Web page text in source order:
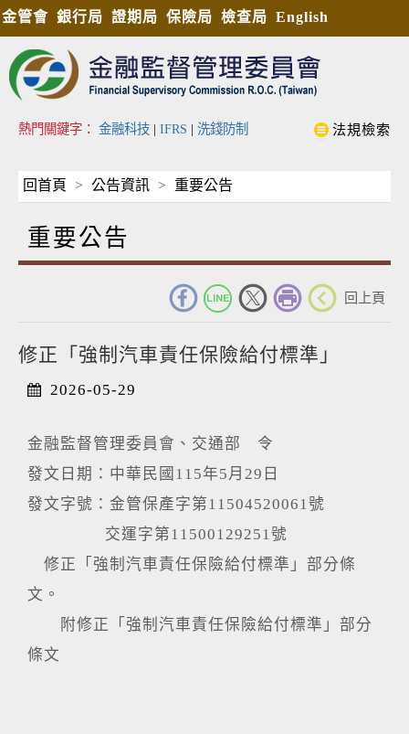
金管會 銀行局 證期局 保險局 檢查局 English
熱門關鍵字： 金融科技 | IFRS | 洗錢防制 法規檢索
回首頁 公告資訊 重要公告
重要公告
回上頁
修正「強制汽車責任保險給付標準」
2026-05-29
金融監督管理委員會、交通部 令
發文日期：中華民國115年5月29日
發文字號：金管保產字第11504520061號
交運字第11500129251號
修正「強制汽車責任保險給付標準」部分條
文。
附修正「強制汽車責任保險給付標準」部分
條文